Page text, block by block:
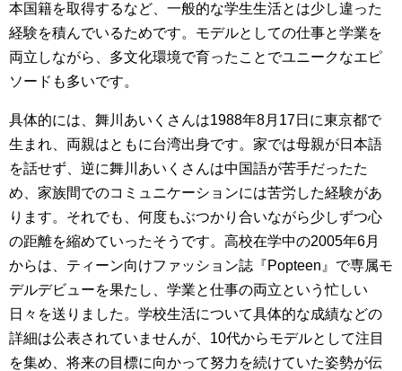
本国籍を取得するなど、一般的な学生生活とは少し違った
経験を積んでいるためです。モデルとしての仕事と学業を
両立しながら、多文化環境で育ったことでユニークなエピ
ソードも多いです。
具体的には、舞川あいくさんは1988年8月17日に東京都で
生まれ、両親はともに台湾出身です。家では母親が日本語
を話せず、逆に舞川あいくさんは中国語が苦手だったた
め、家族間でのコミュニケーションには苦労した経験があ
ります。それでも、何度もぶつかり合いながら少しずつ心
の距離を縮めていったそうです。高校在学中の2005年6月
からは、ティーン向けファッション誌『Popteen』で専属モ
デルデビューを果たし、学業と仕事の両立という忙しい
日々を送りました。学校生活について具体的な成績などの
詳細は公表されていませんが、10代からモデルとして注目
を集め、将来の目標に向かって努力を続けていた姿勢が伝